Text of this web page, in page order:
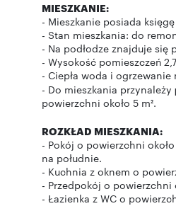
MIESZKANIE:
- Mieszkanie posiada
- Stan mieszkania: do
- Na podłodze znajduje się
- Wysokość pomieszczeń
- Ciepła woda i ogrzewanie
- Do mieszkania przynależy
powierzchni około 5 m².
ROZKŁAD MIESZKANIA:
- Pokój o powierzchni
na południe.
- Kuchnia z oknem o
- Przedpokój o powierzchni
- Łazienka z WC o